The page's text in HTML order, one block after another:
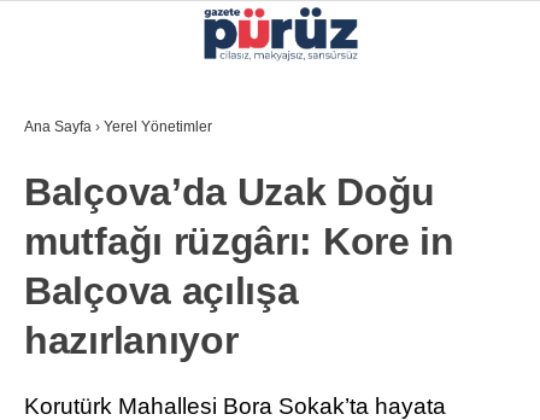
30.5
YEREL YÖNETIMLER
GÜNCEL
EKONOMI
POLITIKA
Ana Sayfa › Yerel Yönetimler
Balçova’da Uzak Doğu
mutfağı rüzgârı: Kore in
Balçova açılışa
hazırlanıyor
Korutürk Mahallesi Bora Sokak’ta hayata